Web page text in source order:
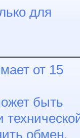
для
от 15
быть
обмен.